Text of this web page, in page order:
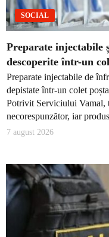
SOCIAL
Preparate injectabile
descoperite într-un
Preparate injectabile de
depistate într-un colet
Potrivit Serviciului Vamal,
necorespunzător, iar
7 august 2026